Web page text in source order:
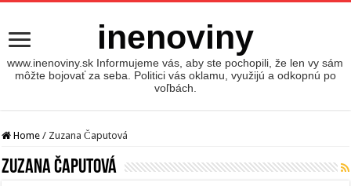
inenoviny
www.inenoviny.sk Informujeme vás, aby ste pochopili, že len vy sám
môžte bojovať za seba. Politici vás oklamu, využijú a odkopnú po
voľbách.
Home / Zuzana Čaputová
Zuzana Čaputová